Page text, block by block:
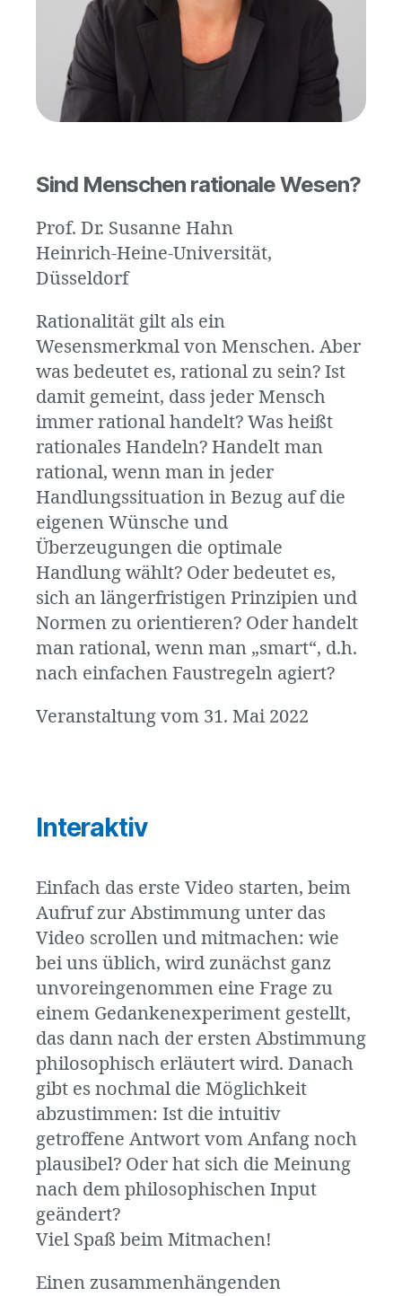
Sind Menschen rationale Wesen?
Prof. Dr. Susanne Hahn
Heinrich-Heine-Universität,
Düsseldorf
Rationalität gilt als ein
Wesensmerkmal von Menschen. Aber
was bedeutet es, rational zu sein? Ist
damit gemeint, dass jeder Mensch
immer rational handelt? Was heißt
rationales Handeln? Handelt man
rational, wenn man in jeder
Handlungssituation in Bezug auf die
eigenen Wünsche und
Überzeugungen die optimale
Handlung wählt? Oder bedeutet es,
sich an längerfristigen Prinzipien und
Normen zu orientieren? Oder handelt
man rational, wenn man „smart“, d.h.
nach einfachen Faustregeln agiert?
Veranstaltung vom 31. Mai 2022
Interaktiv
Einfach das erste Video starten, beim
Aufruf zur Abstimmung unter das
Video scrollen und mitmachen: wie
bei uns üblich, wird zunächst ganz
unvoreingenommen eine Frage zu
einem Gedankenexperiment gestellt,
das dann nach der ersten Abstimmung
philosophisch erläutert wird. Danach
gibt es nochmal die Möglichkeit
abzustimmen: Ist die intuitiv
getroffene Antwort vom Anfang noch
plausibel? Oder hat sich die Meinung
nach dem philosophischen Input
geändert?
Viel Spaß beim Mitmachen!
Einen zusammenhängenden